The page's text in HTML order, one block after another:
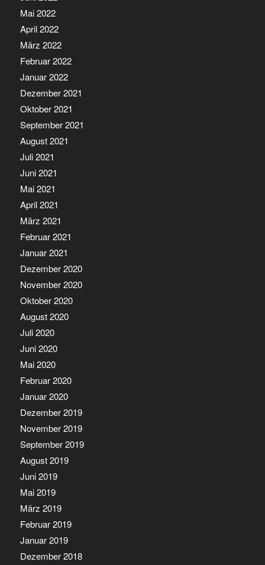
Mai 2022
April 2022
März 2022
Februar 2022
Januar 2022
Dezember 2021
Oktober 2021
September 2021
August 2021
Juli 2021
Juni 2021
Mai 2021
April 2021
März 2021
Februar 2021
Januar 2021
Dezember 2020
November 2020
Oktober 2020
August 2020
Juli 2020
Juni 2020
Mai 2020
Februar 2020
Januar 2020
Dezember 2019
November 2019
September 2019
August 2019
Juni 2019
Mai 2019
März 2019
Februar 2019
Januar 2019
Dezember 2018